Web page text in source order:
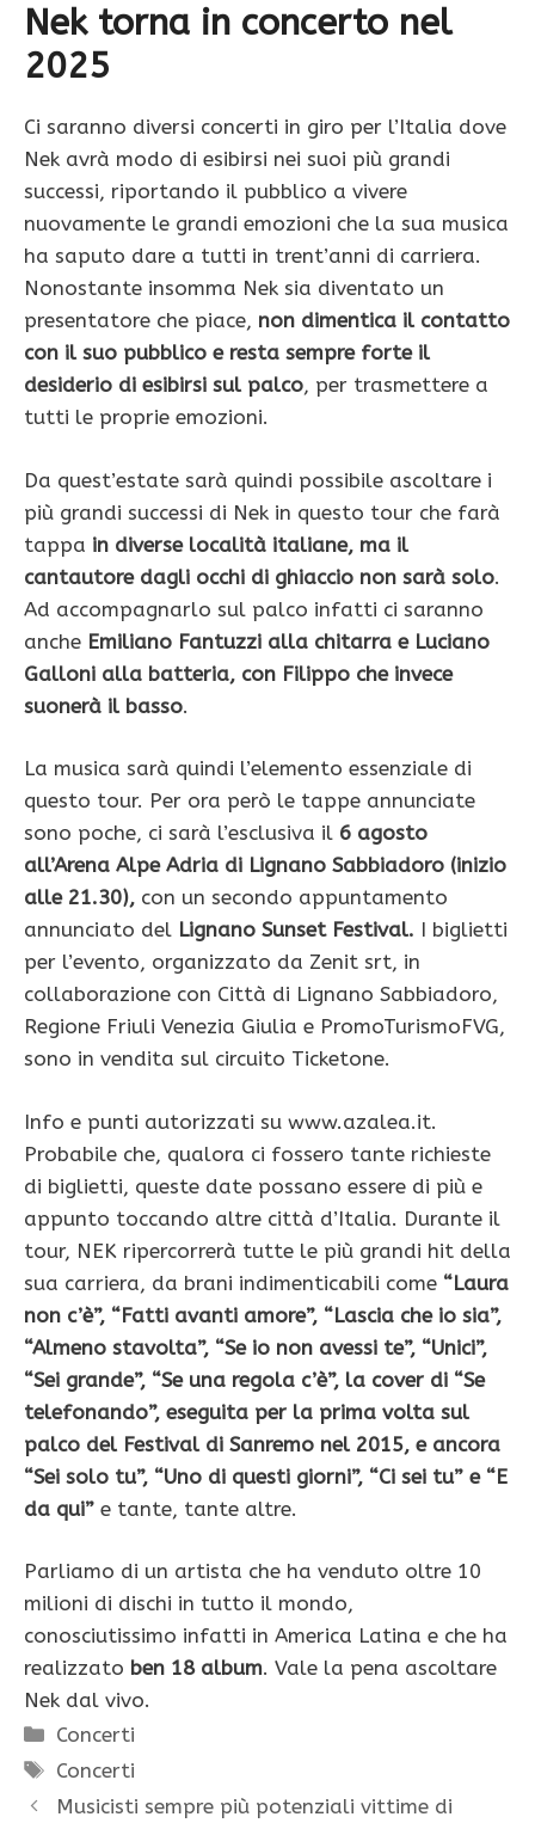
Nek torna in concerto nel
2025
Ci saranno diversi concerti in giro per l’Italia dove
Nek avrà modo di esibirsi nei suoi più grandi
successi, riportando il pubblico a vivere
nuovamente le grandi emozioni che la sua musica
ha saputo dare a tutti in trent’anni di carriera.
Nonostante insomma Nek sia diventato un
presentatore che piace, non dimentica il contatto
con il suo pubblico e resta sempre forte il
desiderio di esibirsi sul palco, per trasmettere a
tutti le proprie emozioni.
Da quest’estate sarà quindi possibile ascoltare i
più grandi successi di Nek in questo tour che farà
tappa in diverse località italiane, ma il
cantautore dagli occhi di ghiaccio non sarà solo.
Ad accompagnarlo sul palco infatti ci saranno
anche Emiliano Fantuzzi alla chitarra e Luciano
Galloni alla batteria, con Filippo che invece
suonerà il basso.
La musica sarà quindi l’elemento essenziale di
questo tour. Per ora però le tappe annunciate
sono poche, ci sarà l’esclusiva il 6 agosto
all’Arena Alpe Adria di Lignano Sabbiadoro (inizio
alle 21.30), con un secondo appuntamento
annunciato del Lignano Sunset Festival. I biglietti
per l’evento, organizzato da Zenit srt, in
collaborazione con Città di Lignano Sabbiadoro,
Regione Friuli Venezia Giulia e PromoTurismoFVG,
sono in vendita sul circuito Ticketone.
Info e punti autorizzati su www.azalea.it.
Probabile che, qualora ci fossero tante richieste
di biglietti, queste date possano essere di più e
appunto toccando altre città d’Italia. Durante il
tour, NEK ripercorrerà tutte le più grandi hit della
sua carriera, da brani indimenticabili come “Laura
non c’è”, “Fatti avanti amore”, “Lascia che io sia”,
“Almeno stavolta”, “Se io non avessi te”, “Unici”,
“Sei grande”, “Se una regola c’è”, la cover di “Se
telefonando”, eseguita per la prima volta sul
palco del Festival di Sanremo nel 2015, e ancora
“Sei solo tu”, “Uno di questi giorni”, “Ci sei tu” e “E
da qui” e tante, tante altre.
Parliamo di un artista che ha venduto oltre 10
milioni di dischi in tutto il mondo,
conosciutissimo infatti in America Latina e che ha
realizzato ben 18 album. Vale la pena ascoltare
Nek dal vivo.
Categorie
Concerti
Tag
Concerti
Musicisti sempre più potenziali vittime di